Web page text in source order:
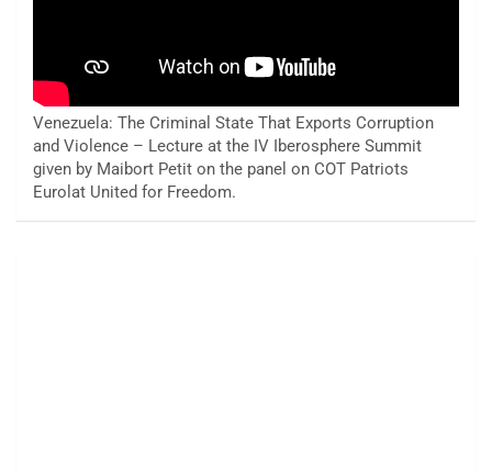
Venezuela: The Criminal State That Exports Corruption
and Violence – Lecture at the IV Iberosphere Summit
given by Maibort Petit on the panel on COT Patriots
Eurolat United for Freedom.